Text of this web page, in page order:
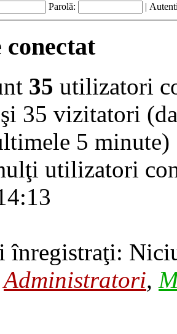
Parolă: |
conectat
35 utilizatori
35 vizitatori
5 minute)
utilizatori
înregistraţi:
Administratori,